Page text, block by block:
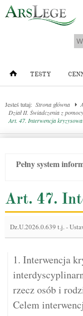
TESTY
Jesteś tutaj: Strona główna
Dział II. Świadczenia z
Art. 47. Interwencja kryzysowa
Pełny system
Art. 47.
Dz.U.2026.0.639 t.j.-
1. Interwencja
rzecz osób i
Celem